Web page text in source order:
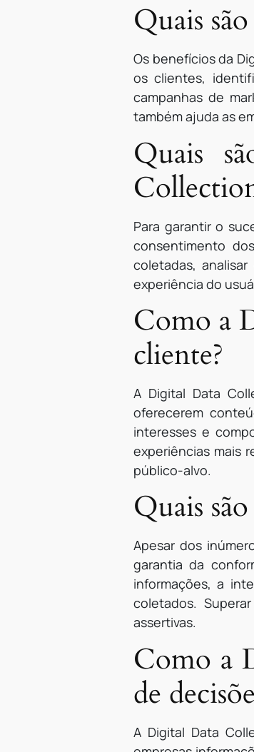
Quais
Os benefícios da
os clientes,
campanhas de
também ajuda as
Quais
Para garantir o
consentimento
coletadas,
experiência do
Como a
cliente?
A Digital Data
oferecerem
interesses e
experiências mais
público-alvo.
Quais
Apesar dos
garantia da
informações, a
coletados.
assertivas.
Como a
de
A Digital Data